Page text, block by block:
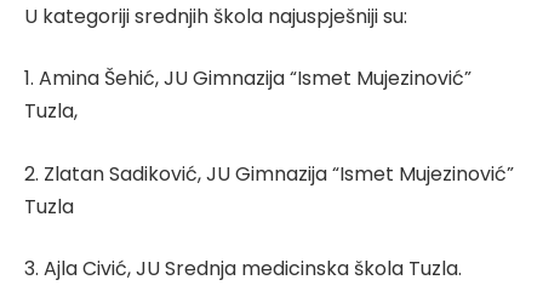
U kategoriji srednjih škola najuspješniji su:
1. Amina Šehić, JU Gimnazija “Ismet Mujezinović”
Tuzla,
2. Zlatan Sadiković, JU Gimnazija “Ismet Mujezinović”
Tuzla
3. Ajla Civić, JU Srednja medicinska škola Tuzla.